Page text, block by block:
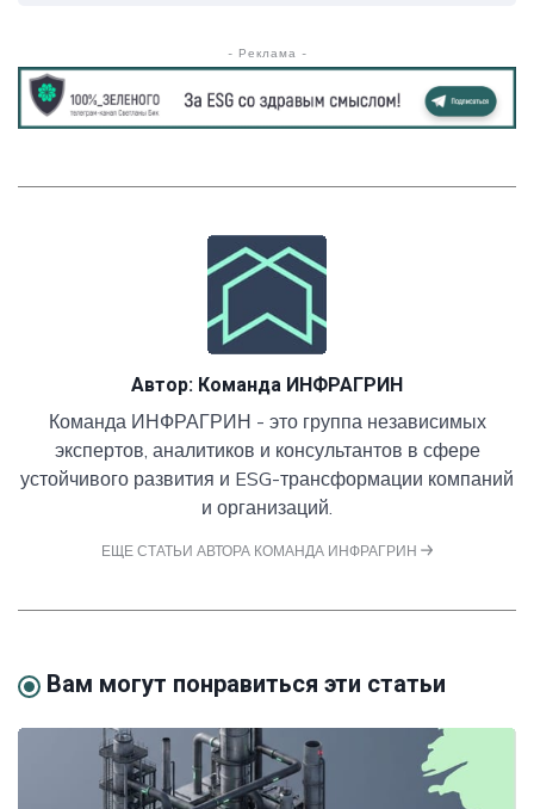
- Реклама -
Автор: Команда ИНФРАГРИН
Команда ИНФРАГРИН - это группа независимых
экспертов, аналитиков и консультантов в сфере
устойчивого развития и ESG-трансформации компаний
и организаций.
ЕЩЕ СТАТЬИ АВТОРА КОМАНДА ИНФРАГРИН
Вам могут понравиться эти статьи